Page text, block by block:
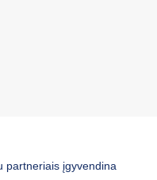
partneriais įgyvendina